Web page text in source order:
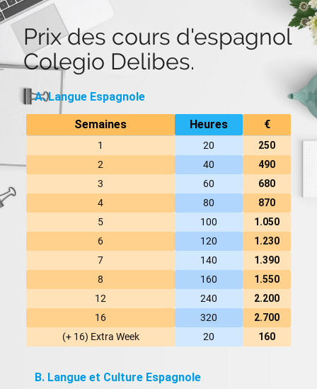
Prix des cours d'espagnol
Colegio Delibes.
A. Langue Espagnole
Semaines Heures €
1 20
250
2
40
490
3
60
680
4
80
870
5
100
1.050
6
120
1.230
7
140
1.390
8
160
1.550
12
240
2.200
16
320
2.700
(+ 16) Extra Week
20 160
B. Langue et Culture Espagnole